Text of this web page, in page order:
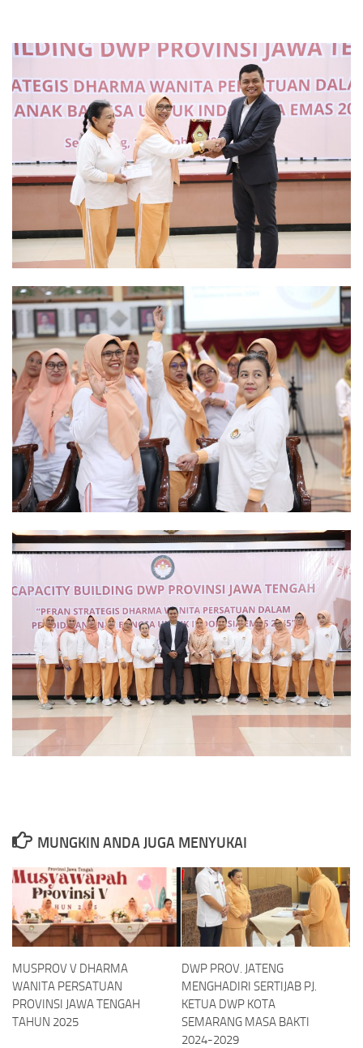
MUNGKIN ANDA JUGA MENYUKAI
MUSPROV V DHARMA
WANITA PERSATUAN
PROVINSI JAWA TENGAH
TAHUN 2025
DWP PROV. JATENG
MENGHADIRI SERTIJAB PJ.
KETUA DWP KOTA
SEMARANG MASA BAKTI
2024-2029